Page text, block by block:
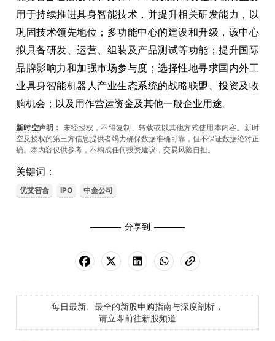
用于持续推进具身智能技术，并提升相关研发能力，以
巩固技术领先地位；多功能中心的建设和升级，该中心
拟具备研发、运营、组装及产品测试等功能；提升国际
品牌影响力和加强市场参与度；选择性地寻求国内外工
业具身智能机器人产业生态系统的战略联盟、投资及收
购机会；以及用作营运资金及其他一般企业用途。
新时空声明： 未经授权，不得复制、转载或以其他方式使用本内容。新时
空及授权的第三方信息提供者竭力确保数据准确可靠，但不保证数据绝对正
确。本內容仅供参考，不构成任何投资建议，交易风险自担。
关键词：
优艾智合 IPO 中金公司
分享到
每日最新、最全的新股申购指南与深度剖析，
请立即前往新股频道